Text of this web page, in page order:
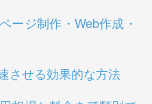
ージ制作・Web作成・
させる効果的な方法